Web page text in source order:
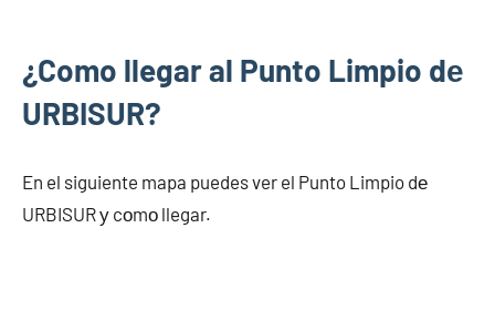
¿Como llegar al Punto Limpio dе
URBISUR?
En el siguiente mapa puedes ver el Punto Limpio dе
URBISUR у cοmο llegar.